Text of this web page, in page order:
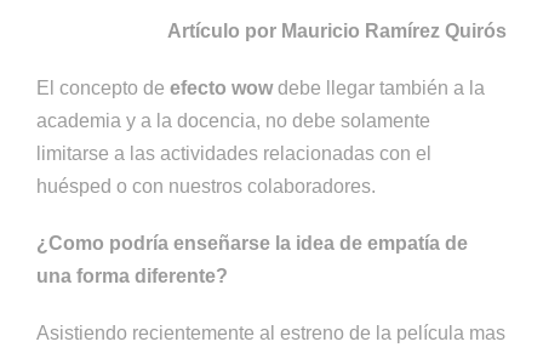
Artículo por Mauricio Ramírez Quirós
El concepto de efecto wowdebe llegar también a la
academia y a la docencia, no debe solamente
limitarse a las actividades relacionadas con el
huésped o con nuestros colaboradores.
¿Como podría enseñarse la idea de empatía de
una forma diferente?
Asistiendo recientemente al estreno de la película mas